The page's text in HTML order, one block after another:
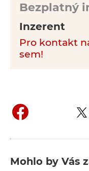
Bezplatný
Inzerent
Pro kontakt
sem!
Mohlo by Vás